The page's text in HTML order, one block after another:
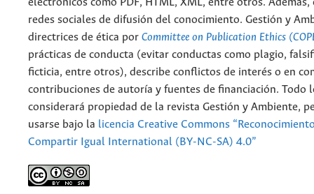
electrónicos como PDF, HTML, XML, entre otros.
redes sociales de difusión del conocimiento. Gestión y
directrices de ética por Committee on Publication Ethics
prácticas de conducta (evitar conductas como plagio,
ficticia, entre otros), describe conflictos de interés o en
contribuciones de autoría y fuentes de financiación. Todo
considerará propiedad de la revista Gestión y Ambiente,
usarse bajo la licencia Creative Commons
Compartir Igual International (BY-NC-SA) 4.0”